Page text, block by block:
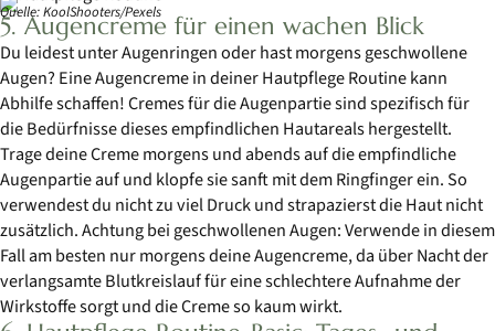
Quelle: KoolShooters/Pexels
5. Augencreme für einen wachen Blick
Du leidest unter Augenringen oder hast morgens geschwollene
Augen? Eine Augencreme in deiner Hautpflege Routine kann
Abhilfe schaffen! Cremes für die Augenpartie sind spezifisch für
die Bedürfnisse dieses empfindlichen Hautareals hergestellt.
Trage deine Creme morgens und abends auf die empfindliche
Augenpartie auf und klopfe sie sanft mit dem Ringfinger ein. So
verwendest du nicht zu viel Druck und strapazierst die Haut nicht
zusätzlich. Achtung bei geschwollenen Augen: Verwende in diesem
Fall am besten nur morgens deine Augencreme, da über Nacht der
verlangsamte Blutkreislauf für eine schlechtere Aufnahme der
Wirkstoffe sorgt und die Creme so kaum wirkt.